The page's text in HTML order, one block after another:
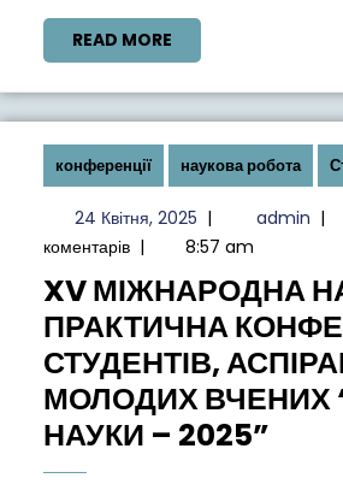
В
УКРАЇНІ
READ MORE
MORE
конференції наукова робота
24 Квітня, 202524
Квітня,
| admin |
коментарів | 8:57 am
XV МІЖНАРОДНА
ПРАКТИЧНА
СТУДЕНТІВ,
МОЛОДИХ ВЧЕНИХ
НАУКИ – 2025”